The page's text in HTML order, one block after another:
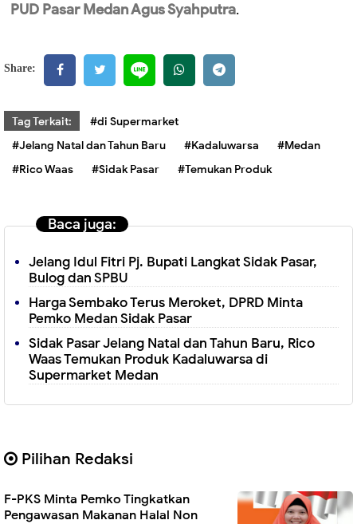
PUD Pasar Medan Agus Syahputra.
Share:
Tag Terkait:
#di Supermarket
#Jelang Natal dan Tahun Baru
#Kadaluwarsa
#Medan
#Rico Waas
#Sidak Pasar #Temukan Produk
Baca juga:
Jelang Idul Fitri Pj. Bupati Langkat Sidak Pasar,
Bulog dan SPBU
Harga Sembako Terus Meroket, DPRD Minta
Pemko Medan Sidak Pasar
Sidak Pasar Jelang Natal dan Tahun Baru, Rico
Waas Temukan Produk Kadaluwarsa di
Supermarket Medan
Pilihan Redaksi
F-PKS Minta Pemko Tingkatkan
Pengawasan Makanan Halal Non